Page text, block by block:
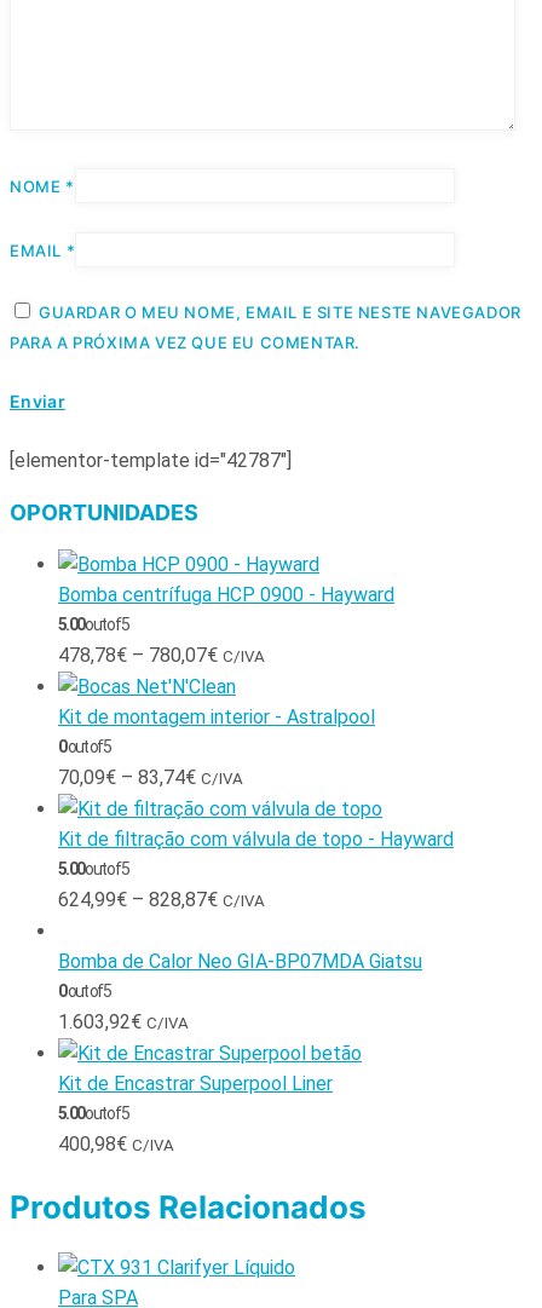
NOME *
EMAIL *
GUARDAR O MEU NOME, EMAIL E SITE NESTE NAVEGADOR
PARA A PRÓXIMA VEZ QUE EU COMENTAR.
[elementor-template id="42787"]
OPORTUNIDADES
Bomba centrífuga HCP 0900 - Hayward
5.00out of 5
478,78€ – 780,07€ C/IVA
Kit de montagem interior - Astralpool
0out of 5
70,09€ – 83,74€ C/IVA
Kit de filtração com válvula de topo - Hayward
5.00out of 5
624,99€ – 828,87€ C/IVA
Bomba de Calor Neo GIA-BP07MDA Giatsu
0out of 5
1.603,92€ C/IVA
Kit de Encastrar Superpool Liner
5.00out of 5
400,98€ C/IVA
Produtos Relacionados
Para SPA